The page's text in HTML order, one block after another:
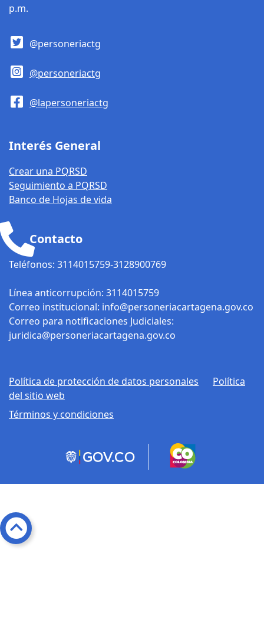
Instrucción.
equilibrio
financiero del
contrato en las
entidades
Distritales.
p.m.
@personeriactg
@personeriactg
@lapersoneriactg
Interés General
Crear una PQRSD
Seguimiento a PQRSD
Banco de Hojas de vida
Contacto
Teléfonos: 3114015759-3128900769
Línea anticorrupción: 3114015759
Correo institucional: info@personeriacartagena.gov.co
Correo para notificaciones Judiciales:
juridica@personeriacartagena.gov.co
Política de protección de datos personales
Política
del sitio web
Términos y condiciones